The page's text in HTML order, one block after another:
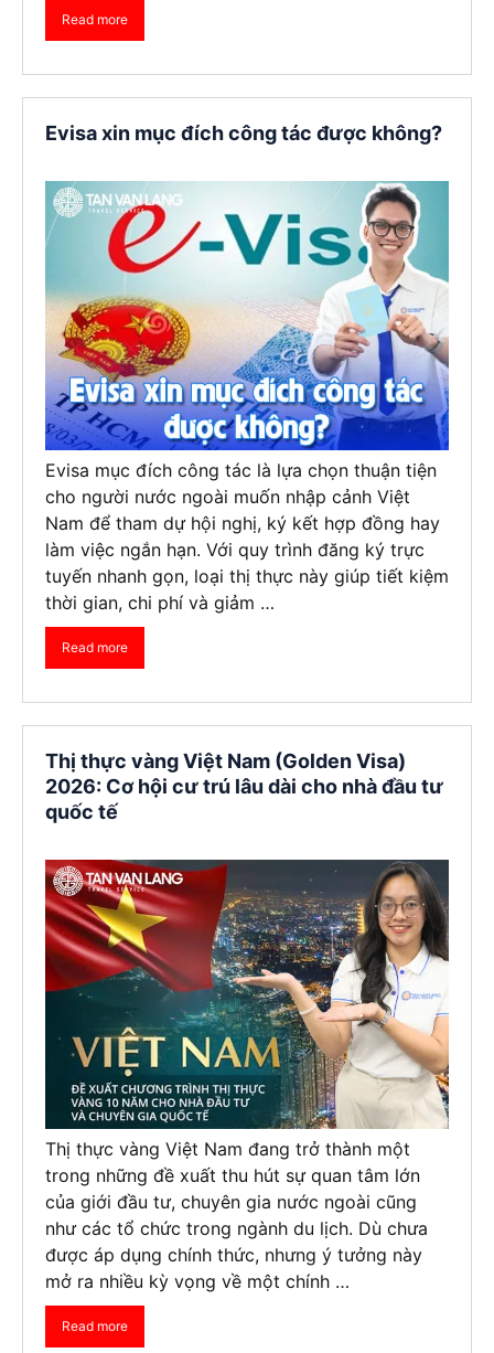
Read more
Evisa xin mục đích công tác được không?
Evisa mục đích công tác là lựa chọn thuận tiện
cho người nước ngoài muốn nhập cảnh Việt
Nam để tham dự hội nghị, ký kết hợp đồng hay
làm việc ngắn hạn. Với quy trình đăng ký trực
tuyến nhanh gọn, loại thị thực này giúp tiết kiệm
thời gian, chi phí và giảm …
Read more
Thị thực vàng Việt Nam (Golden Visa)
2026: Cơ hội cư trú lâu dài cho nhà đầu tư
quốc tế
Thị thực vàng Việt Nam đang trở thành một
trong những đề xuất thu hút sự quan tâm lớn
của giới đầu tư, chuyên gia nước ngoài cũng
như các tổ chức trong ngành du lịch. Dù chưa
được áp dụng chính thức, nhưng ý tưởng này
mở ra nhiều kỳ vọng về một chính …
Read more